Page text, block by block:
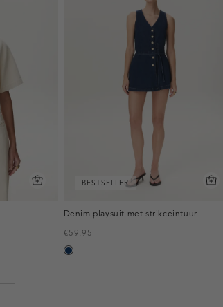
BESTSELLER
Denim playsuit met strikceintuur
€59.95
donkerblauw